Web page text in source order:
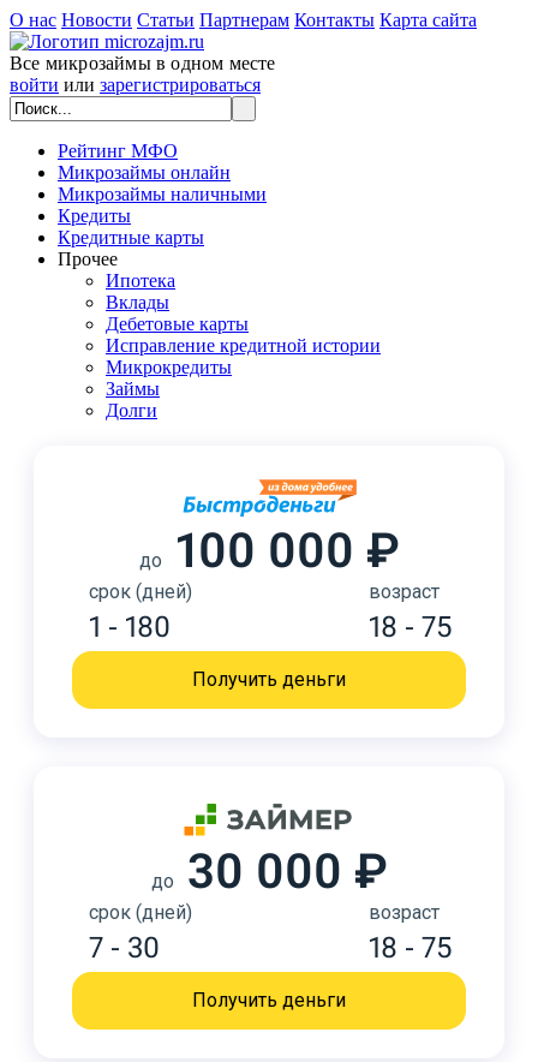
О нас Новости Статьи Партнерам Контакты Карта сайта
Все микрозаймы в одном месте
войти или зарегистрироваться
Рейтинг МФО
Микрозаймы онлайн
Микрозаймы наличными
Кредиты
Кредитные карты
Прочее
Ипотека
Вклады
Дебетовые карты
Исправление кредитной истории
Микрокредиты
Займы
Долги
до 100 000 ₽
срок (дней)
1 - 180
возраст
18 - 75
Получить деньги
до 30 000 ₽
срок (дней)
7 - 30
возраст
18 - 75
Получить деньги